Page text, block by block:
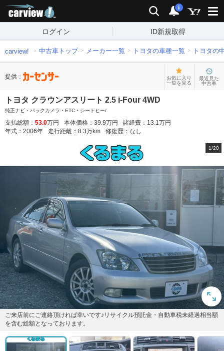
検索 通知
i
ログイン ID新規取得
carview! 中古車トップ メーカー一覧 トヨタの車種一覧 トヨタの
提供：
お気に入り
一覧を見る
最近見た
中古車
トヨタ クラウンアスリート 2.5 i-Four 4WD
純正ナビ・バックカメラ・ETC・シートヒー/
支払総額： 53.0万円 本体価格： 39.9万円 諸経費： 13.1万円
年式： 2006年 走行距離： 8.3万km 修復歴： なし
1/20
ご来店前にご連絡頂ければ幸いです♪リサイクル預託金・自動車税未経過相当額
を含む総額となっております。